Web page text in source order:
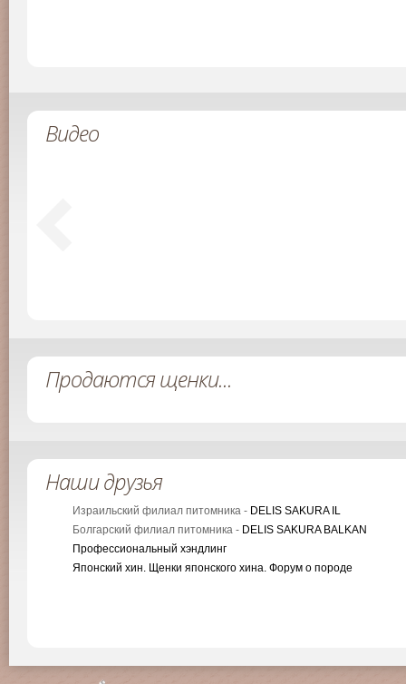
Видео
Продаются щенки...
Наши друзья
Израильский филиал питомника - DELIS SAKURA IL
Болгарский филиал питомника - DELIS SAKURA BALKAN
Профессиональный хэндлинг
Японский хин. Щенки японского хина. Форум о породе